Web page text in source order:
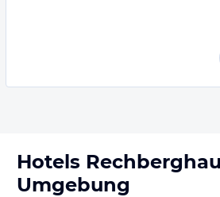
Hotels
Umgebung